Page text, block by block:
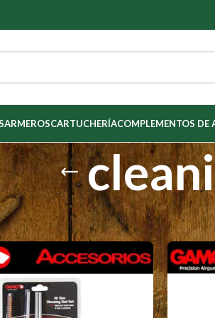
ARMEROSCARTUCHERÍACOMPLEMENTOS DE
etiquetados “cleaning”